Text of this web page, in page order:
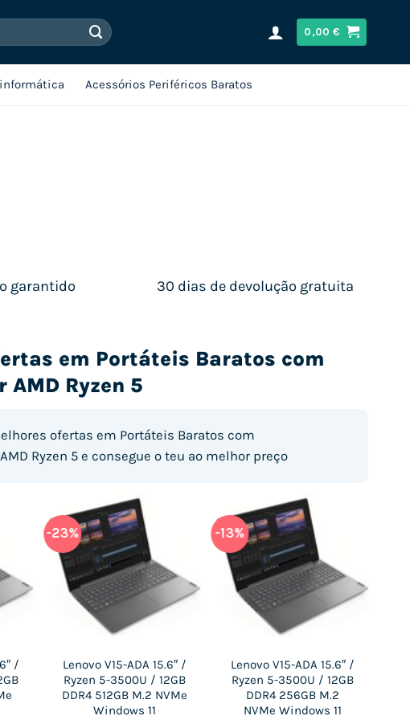
0,00€
Acessórios Periféricos Baratos
garantido 30 dias de devolução gratuita
/
em Portáteis Baratos com
AMD Ryzen 5
ofertas em Portáteis Baratos com
Ryzen 5 e consegue o teu ao melhor preço
/
-23%
Lenovo V15-ADA 15.6″ /
Ryzen 5-3500U / 12GB
DDR4 512GB M.2 NVMe
Windows 11
-13%
Lenovo V15-ADA 15.6″ /
Ryzen 5-3500U / 12GB
DDR4 256GB M.2
NVMe Windows 11